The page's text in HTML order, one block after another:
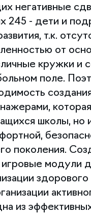
негативные
245 - дети и
т.к.
от
кружки и
поле.
школы, но
поколения.
модули
из